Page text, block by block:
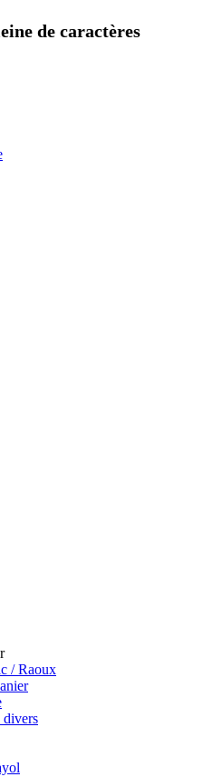
de caractères
/ Raoux
divers